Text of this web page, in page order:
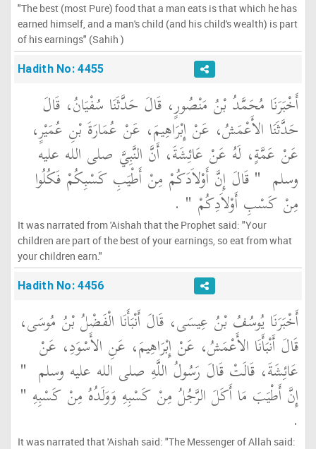
"The best (most Pure) food that a man eats is that which he has
earned himself, and a man's child (and his child's wealth) is part
of his earnings" (Sahih )
Hadith No: 4455
أَخْبَرَنَا مُحَمَّدُ بْنُ مَنْصُورٍ، قَالَ حَدَّثَنَا سُفْيَانُ، قَالَ
حَدَّثَنَا الأَعْمَشُ، عَنْ إِبْرَاهِيمَ، عَنْ عُمَارَةَ بْنِ عُمَيْرٍ،
عَنْ عَمَّةٍ، لَهُ عَنْ عَائِشَةَ، أَنَّ النَّبِيَّ صلى الله عليه
وسلم ‏ "‏ قَالَ إِنَّ أَوْلاَدَكُمْ مِنْ أَطْيَبِ كَسْبِكُمْ فَكُلُوا
مِنْ كَسْبِ أَوْلاَدِكُمْ ‏" ‏ ‏.‏
It was narrated from 'Aishah that the Prophet said: "Your
children are part of the best of your earnings, so eat from what
your children earn."
Hadith No: 4456
أَخْبَرَنَا يُوسُفُ بْنُ عِيسَى، قَالَ أَنْبَأَنَا الْفَضْلُ بْنُ مُوسَى،
قَالَ أَنْبَأَنَا الأَعْمَشُ، عَنْ إِبْرَاهِيمَ، عَنِ الأَسْوَدِ، عَنْ
عَائِشَةَ، قَالَتْ قَالَ رَسُولُ اللَّهِ صلى الله عليه وسلم ‏ "‏
إِنَّ أَطْيَبَ مَا أَكَلَ الرَّجُلُ مِنْ كَسْبِهِ وَوَلَدُهُ مِنْ كَسْبِهِ ‏"
‏.‏
It was narrated that 'Aishah said: "The Messenger of Allah said: